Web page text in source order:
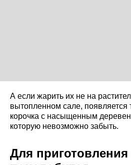
А если жарить их не на
вытопленном сале, появляется
корочка с насыщенным
которую невозможно забыть.
Для